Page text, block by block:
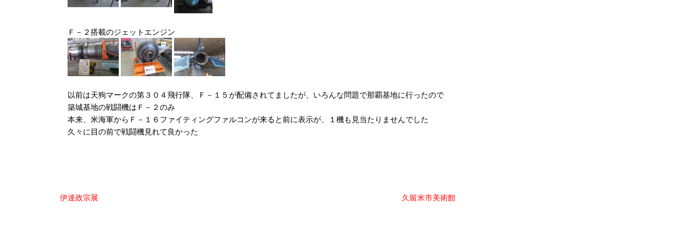
Ｆ－２搭載のジェットエンジン
以前は天狗マークの第３０４飛行隊、Ｆ－１５が配備されてましたが、いろんな問題で那覇基地に行ったので
築城基地の戦闘機はＦ－２のみ
本来、米海軍からＦ－１６ファイティングファルコンが来ると前に表示が、１機も見当たりませんでした
久々に目の前で戦闘機見れて良かった
投
伊達政宗展 久留米市美術館